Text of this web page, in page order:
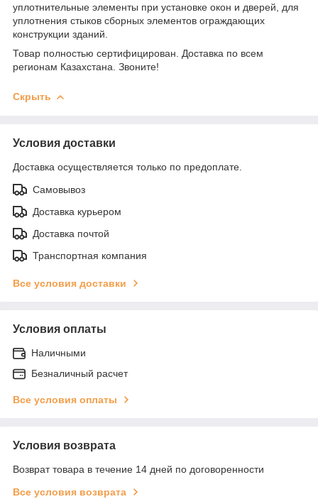
уплотнительные элементы при установке окон и дверей, для
уплотнения стыков сборных элементов ограждающих
конструкции зданий.
Товар полностью сертифицирован. Доставка по всем
регионам Казахстана. Звоните!
Скрыть
Условия доставки
Доставка осуществляется только по предоплате.
Самовывоз
Доставка курьером
Доставка почтой
Транспортная компания
Все условия доставки
Условия оплаты
Наличными
Безналичный расчет
Все условия оплаты
Условия возврата
Возврат товара в течение 14 дней по договоренности
Все условия возврата